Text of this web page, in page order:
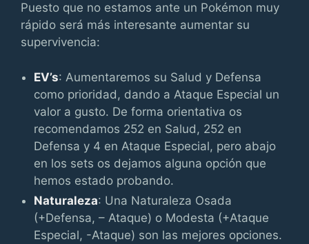
Puesto que no estamos ante un Pokémon muy
rápido será más interesante aumentar su
supervivencia:
EV’s: Aumentaremos su Salud y Defensa
como prioridad, dando a Ataque Especial un
valor a gusto. De forma orientativa os
recomendamos 252 en Salud, 252 en
Defensa y 4 en Ataque Especial, pero abajo
en los sets os dejamos alguna opción que
hemos estado probando.
Naturaleza: Una Naturaleza Osada
(+Defensa, – Ataque) o Modesta (+Ataque
Especial, -Ataque) son las mejores opciones.